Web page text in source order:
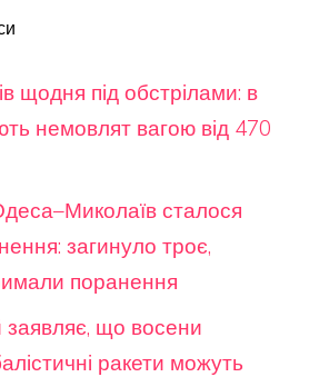
щодня під обстрілами: в
немовлят вагою від 470
сталося
загинуло троє,
поранення
заявляє, що восени
ракети можуть